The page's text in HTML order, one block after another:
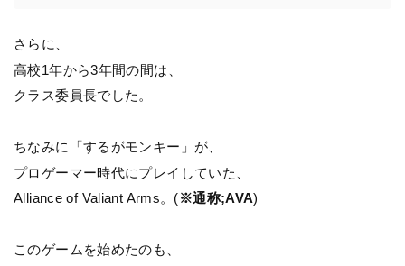
さらに、
高校1年から3年間の間は、
クラス委員長でした。
ちなみに「するがモンキー」が、
プロゲーマー時代にプレイしていた、
Alliance of Valiant Arms。(※通称;AVA)
このゲームを始めたのも、